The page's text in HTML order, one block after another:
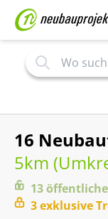
16
5km (
13öffentliche
3exklusive